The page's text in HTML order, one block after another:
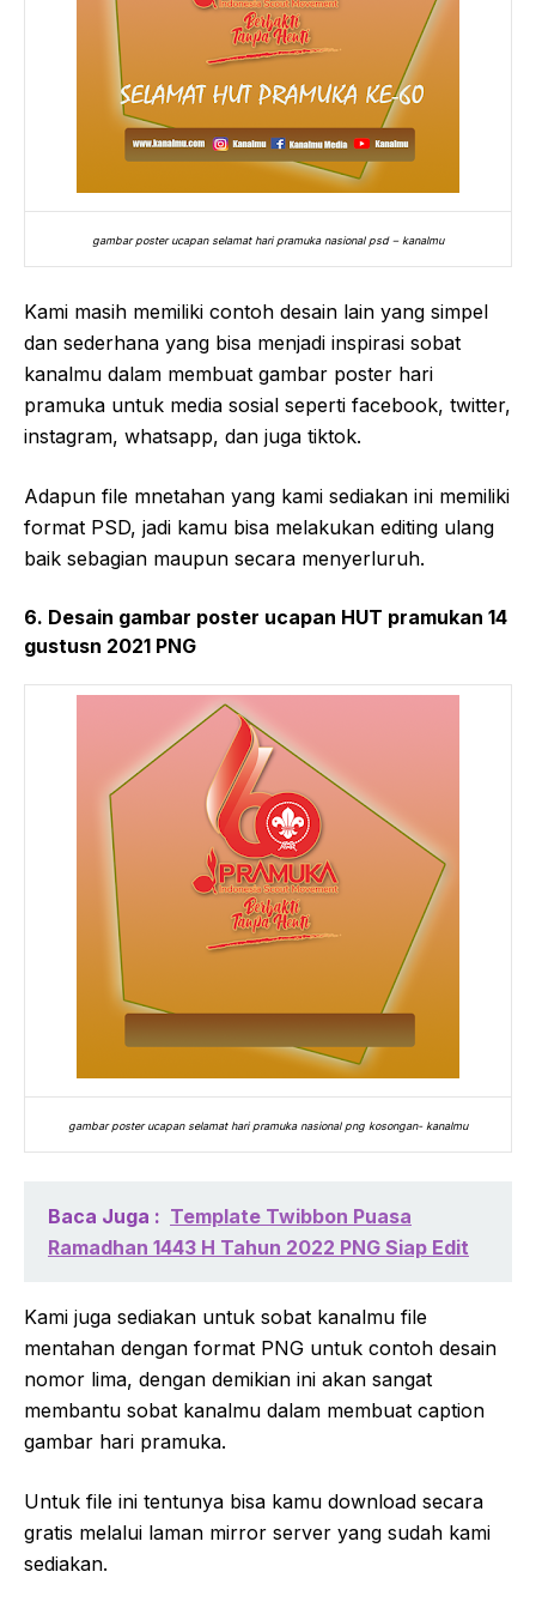
gambar poster ucapan selamat hari pramuka nasional psd – kanalmu
Kami masih memiliki contoh desain lain yang simpel
dan sederhana yang bisa menjadi inspirasi sobat
kanalmu dalam membuat gambar poster hari
pramuka untuk media sosial seperti facebook, twitter,
instagram, whatsapp, dan juga tiktok.
Adapun file mnetahan yang kami sediakan ini memiliki
format PSD, jadi kamu bisa melakukan editing ulang
baik sebagian maupun secara menyerluruh.
6. Desain gambar poster ucapan HUT pramukan 14
gustusn 2021 PNG
gambar poster ucapan selamat hari pramuka nasional png kosongan- kanalmu
Baca Juga : Template Twibbon Puasa
Ramadhan 1443 H Tahun 2022 PNG Siap Edit
Kami juga sediakan untuk sobat kanalmu file
mentahan dengan format PNG untuk contoh desain
nomor lima, dengan demikian ini akan sangat
membantu sobat kanalmu dalam membuat caption
gambar hari pramuka.
Untuk file ini tentunya bisa kamu download secara
gratis melalui laman mirror server yang sudah kami
sediakan.